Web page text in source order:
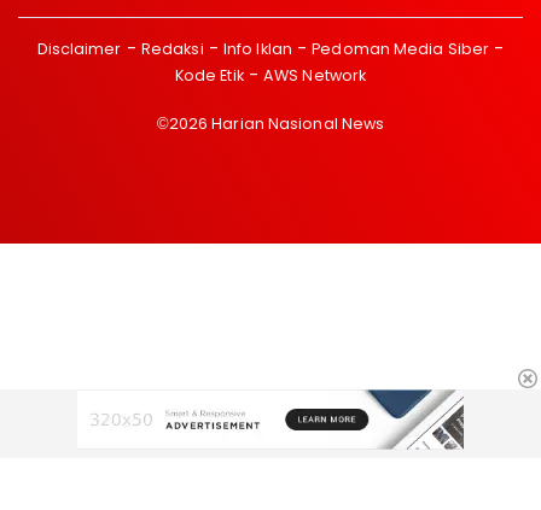
Disclaimer Redaksi Info Iklan
Pedoman Media Siber
Kode Etik
AWS Network
©2026 Harian Nasional News